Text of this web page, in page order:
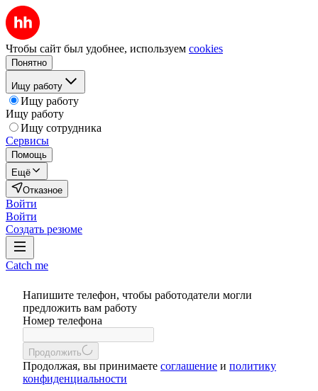
Чтобы сайт был удобнее, используем cookies
Понятно
Ищу работу
Ищу работу
Ищу работу
Ищу сотрудника
Сервисы
Помощь
Ещё
Отказное
Войти
Войти
Создать резюме
Catch me
Напишите телефон, чтобы работодатели могли
предложить вам работу
Номер телефона
Продолжить
Продолжая, вы принимаете соглашение и политику
конфиденциальности